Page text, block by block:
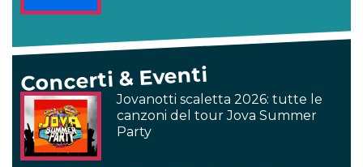
Concerti & Eventi
Jovanotti scaletta 2026: tutte le
canzoni del tour Jova Summer
Party